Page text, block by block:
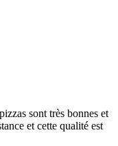
sont très bonnes et
et cette qualité est